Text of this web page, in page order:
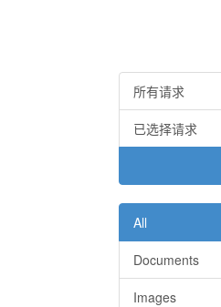
所有请求
已选择请求
All
Documents
Images